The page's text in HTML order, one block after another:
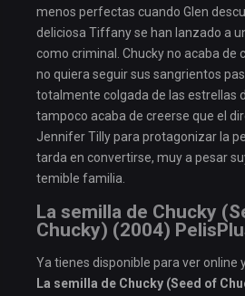
menos perfectas cuando Glen
deliciosa Tiffany se han lanzado a
como criminal. Chucky no acaba de
no quiera seguir sus sangrientos
totalmente colgada de las estrellas
tampoco acaba de creerse que el
Jennifer Tilly para protagonizar la
tarda en convertirse, muy a pesar
temible familia.
La semilla de Chucky
Chucky) (2004)
Ya tienes disponible para ver online
La semilla de Chucky (Seed of